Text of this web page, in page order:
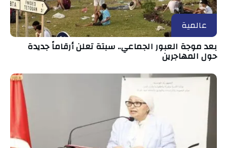
عالمية
بعد موجة العبور الجماعي.. سبتة تعلن أرقاماً جديدة
حول المهاجرين